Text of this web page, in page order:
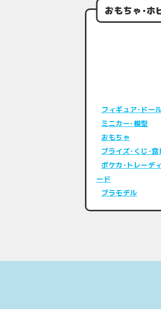
おもちゃ･ホ
フィギュア･ドー
ミニカー･模型
おもちゃ
プライズ･くじ･食
ポケカ･トレーデ
ード
プラモデル